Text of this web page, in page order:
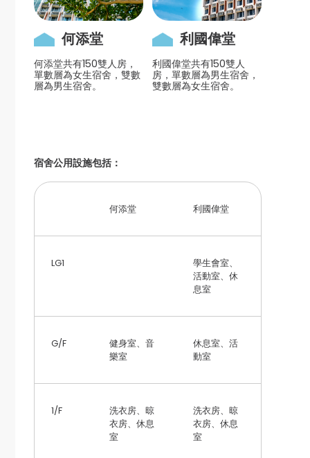
何添堂
何添堂共有150雙人房，
單數層為女生宿舍，雙數
層為男生宿舍。
利國偉堂
利國偉堂共有150雙人
房，單數層為男生宿舍，
雙數層為女生宿舍。
宿舍公用設施包括：
何添堂 利國偉堂
LG1
學生會室、
活動室、休
息室
G/F
健身室、音
樂室
休息室、活
動室
1/F
洗衣房、晾
衣房、休息
室
洗衣房、晾
衣房、休息
室